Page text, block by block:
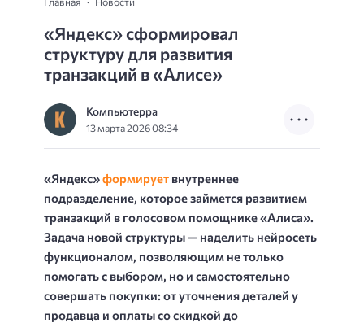
«Яндекс» сформировал
структуру для развития
транзакций в «Алисе»
Компьютерра
13 марта 2026 08:34
«Яндекс»формирует внутреннее
подразделение, которое займется развитием
транзакций в голосовом помощнике «Алиса».
Задача новой структуры — наделить нейросеть
функционалом, позволяющим не только
помогать с выбором, но и самостоятельно
совершать покупки: от уточнения деталей у
продавца и оплаты со скидкой до